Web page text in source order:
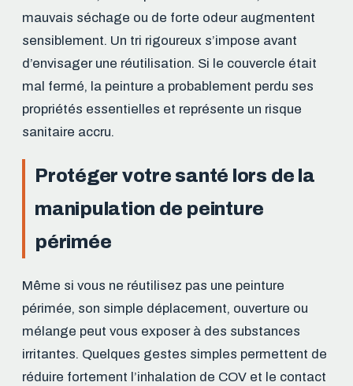
mauvais séchage ou de forte odeur augmentent
sensiblement. Un tri rigoureux s’impose avant
d’envisager une réutilisation. Si le couvercle était
mal fermé, la peinture a probablement perdu ses
propriétés essentielles et représente un risque
sanitaire accru.
Protéger votre santé lors de la
manipulation de peinture
périmée
Même si vous ne réutilisez pas une peinture
périmée, son simple déplacement, ouverture ou
mélange peut vous exposer à des substances
irritantes. Quelques gestes simples permettent de
réduire fortement l’inhalation de COV et le contact